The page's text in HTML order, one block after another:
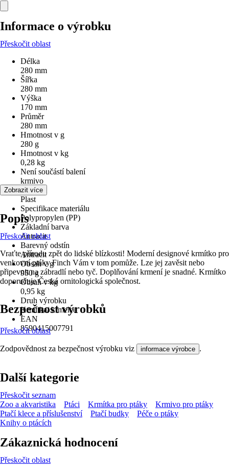
Informace o výrobku
Přeskočit oblast
Délka
280 mm
Šířka
280 mm
Výška
170 mm
Průměr
280 mm
Hmotnost v g
280 g
Hmotnost v kg
0,28 kg
Není součástí balení
krmivo
Materiál
Plast
Specifikace materiálu
Polypropylen (PP)
Základní barva
Antracit
Barevný odstín
Antracit
Obsah v g
950 g
Obsah v kg
0,95 kg
Druh výrobku
Krmítka/ krmelce
EAN
8590415007791
Zobrazit více
Popis
Přeskočit oblast
Vraťte přírodu zpět do lidské blízkosti! Moderní designové krmítko pro
venkovní ptáky Finch Vám v tom pomůže. Lze jej zavěsit nebo
připevnit na zábradlí nebo tyč. Doplňování krmení je snadné. Krmítko
doporučuje Česká ornitologická společnost.
Bezpečnost výrobků
Přeskočit oblast
Zodpovědnost za bezpečnost výrobku viz informace výrobce .
Další kategorie
Přeskočit seznam
Zoo a akvaristika
Ptáci Krmítka pro ptáky
Krmivo pro ptáky
Ptačí klece a příslušenství
Ptačí budky
Péče o ptáky
Knihy o ptácích
Zákaznická hodnocení
Přeskočit oblast